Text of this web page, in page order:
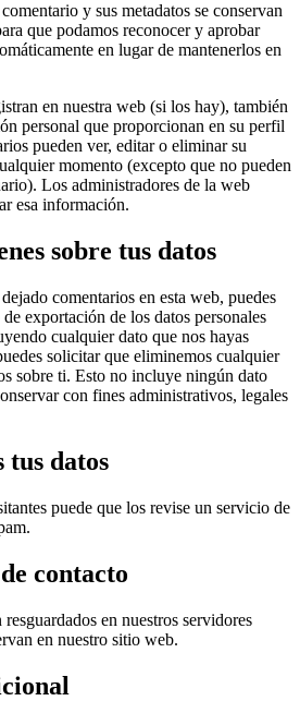
y sus metadatos se conservan
que podamos reconocer y aprobar
en lugar de mantenerlos en
en nuestra web (si los hay), también
personal que proporcionan en su perfil
pueden ver, editar o eliminar su
momento (excepto que no pueden
Los administradores de la web
esa información.
sobre tus datos
comentarios en esta web, puedes
exportación de los datos personales
cualquier dato que nos hayas
solicitar que eliminemos cualquier
sobre ti. Esto no incluye ningún dato
con fines administrativos, legales
tus datos
puede que los revise un servicio de
contacto
resguardados en nuestros servidores
en nuestro sitio web.